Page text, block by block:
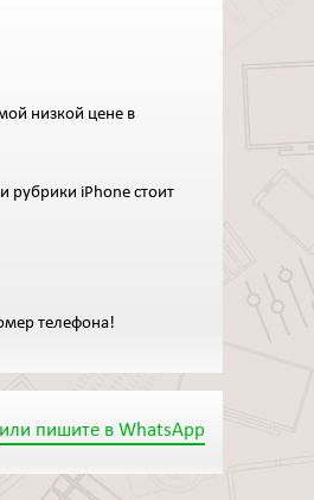
низкой цене в
рубрики iPhone стоит
телефона!
или пишите в WhatsApp